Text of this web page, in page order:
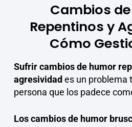
Cambios
Repentinos y
Cómo
Sufrir cambios de humor
agresividad es un problema
persona que los padece
Los cambios de humor